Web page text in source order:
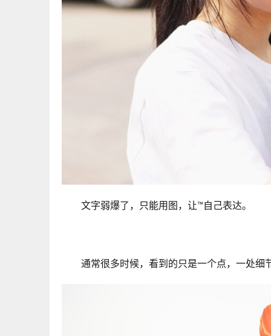
文字弱爆了，只能用图，让™自己表达。
通常很多时候，看到的只是一个点，一处细